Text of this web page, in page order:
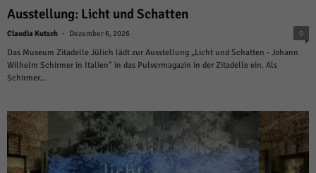
Ausstellung: Licht und Schatten
Claudia Kutsch - Dezember 6, 2026 0
Das Museum Zitadelle Jülich lädt zur Ausstellung „Licht und Schatten - Johann
Wilhelm Schirmer in Italien" in das Pulvermagazin in der Zitadelle ein. Als
Schirmer...
Cookie-Informationen anzeigen
Externe Medien (6)
Inhalte von Videoplattformen und Social-Media-Plattformen werden
mehr.
Cookie-Informationen anzeigen
powered by Borlabs Cookie Datenschutzerklärung Impressum